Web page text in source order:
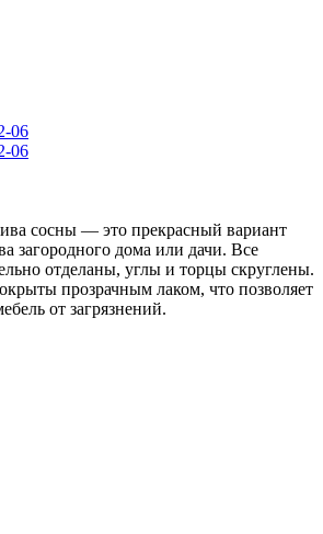
06
06
сосны — это прекрасный вариант
загородного дома или дачи. Все
отделаны, углы и торцы скруглены.
прозрачным лаком, что позволяет
от загрязнений.